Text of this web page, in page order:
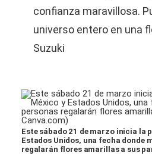
confianza maravillosa.
universo entero en una
Suzuki
Este sábado 21 de marzo inicia la
Estados Unidos, una fecha donde
regalarán flores amarillas a sus